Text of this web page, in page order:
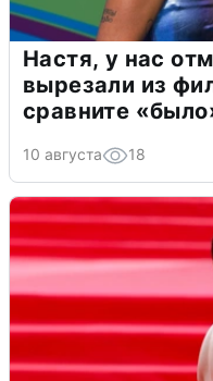
Настя, у нас
вырезали из
сравните
10 августа 18